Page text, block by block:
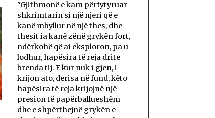
"Gjithmonë e kam përfytyruar
shkrimtarin si një njeri që e
kanë mbyllur në një thes, dhe
thesit ia kanë zënë grykën fort,
ndërkohë që ai eksploron, pa u
lodhur, hapësira të reja drite
brenda tij. E kur nuk i gjen, i
krijon ato, derisa në fund, këto
hapësira të reja krijojnë një
presion të papërballueshëm
dhe e shpërthejnë grykën e